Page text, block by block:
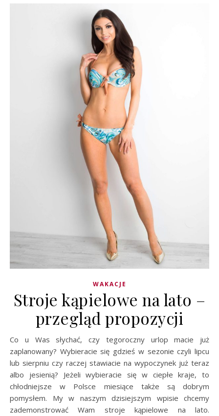
WAKACJE
Stroje kąpielowe na lato –
przegląd propozycji
Co u Was słychać, czy tegoroczny urlop macie już
zaplanowany? Wybieracie się gdzieś w sezonie czyli lipcu
lub sierpniu czy raczej stawiacie na wypoczynek już teraz
albo jesienią? Jeżeli wybieracie się w ciepłe kraje, to
chłodniejsze w Polsce miesiące także są dobrym
pomysłem. My w naszym dzisiejszym wpisie chcemy
zademonstrować Wam stroje kąpielowe na lato.